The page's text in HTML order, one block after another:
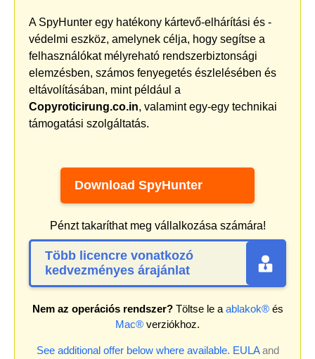
A SpyHunter egy hatékony kártevő-elhárítási és -
védelmi eszköz, amelynek célja, hogy segítse a
felhasználókat mélyreható rendszerbiztonsági
elemzésben, számos fenyegetés észlelésében és
eltávolításában, mint például a
Copyroticirung.co.in, valamint egy-egy technikai
támogatási szolgáltatás.
Download SpyHunter
Pénzt takaríthat meg vállalkozása számára!
Több licencre vonatkozó
kedvezményes árajánlat
Nem az operációs rendszer?Töltse le aablakok®és
Mac® verziókhoz.
See additional offer below where available. EULAand